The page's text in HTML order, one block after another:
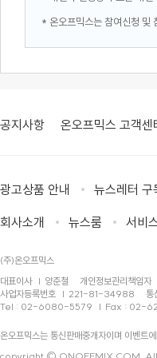
* 온오프믹스는 참여신청 및
공지사항 온오프믹스 고객
광고상품 안내 뉴스레터 구
회사소개 뉴스룸 서비
(주)온오프믹스
대표이사
양준철 개인정보관리책임자
사업자등록번호
221-81-34988 통
Tel : 02-6080-5579
Fax : 02-
온오프믹스는 통신판매중개자이며 이벤트